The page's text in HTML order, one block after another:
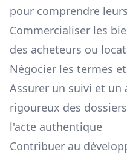
pour comprendre
Commercialiser les
des acheteurs ou
Négocier les termes
Assurer un suivi et un
rigoureux des
l'acte authentique
Contribuer au